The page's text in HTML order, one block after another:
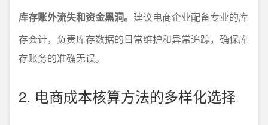
库存账外流失和资金黑洞。 建议电商企业配备专业的库
存会计，负责库存数据的日常维护和异常追踪，确保库
存账务的准确无误。
2. 电商成本核算方法的多样化选择